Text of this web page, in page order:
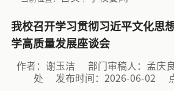
我校召开学习贯彻习近平文化思
学高质量发展座谈会
作者：谢玉洁 部门审稿人：孟庆良
处
发布时间：2026-06-02